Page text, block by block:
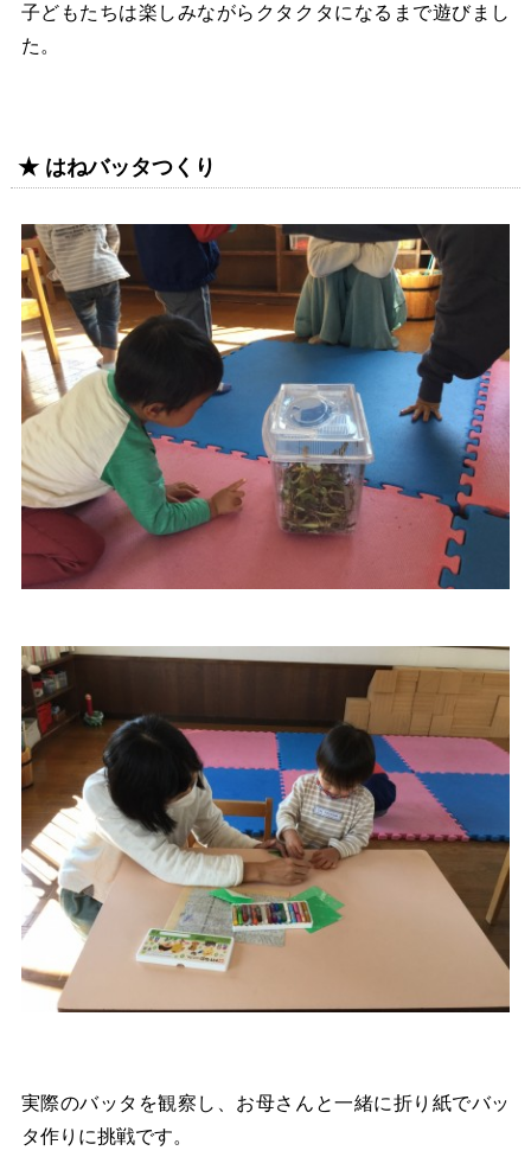
子どもたちは楽しみながらクタクタになるまで遊びまし
た。
★ はねバッタつくり
実際のバッタを観察し、お母さんと一緒に折り紙でバッ
タ作りに挑戦です。